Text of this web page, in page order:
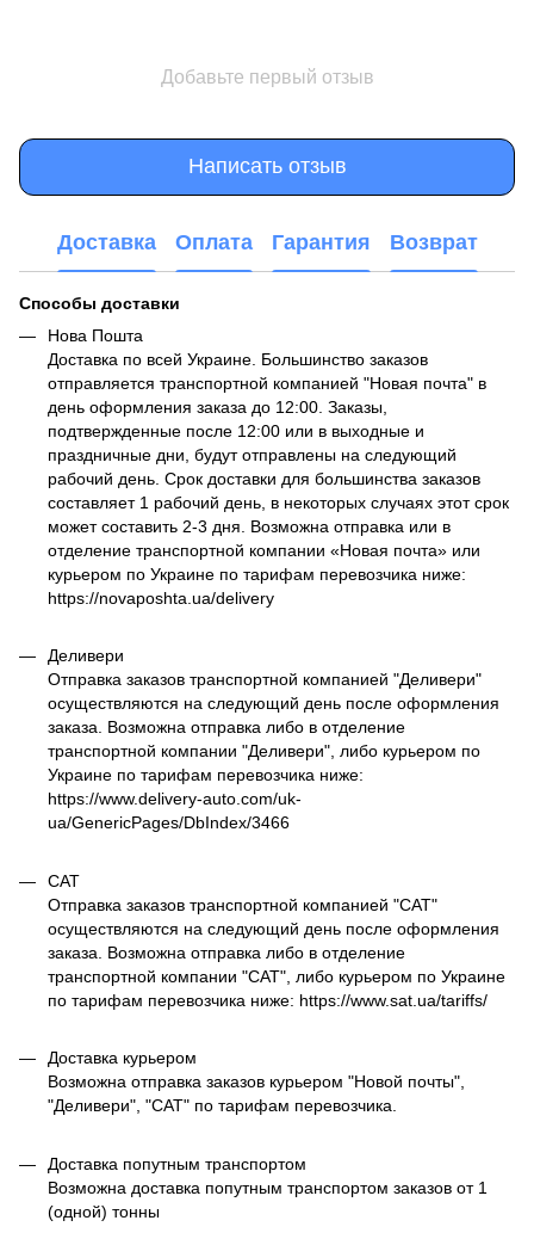
Добавьте первый отзыв
Написать отзыв
Доставка Оплата Гарантия Возврат
Способы доставки
Нова Пошта
Доставка по всей Украине. Большинство заказов
отправляется транспортной компанией "Новая почта" в
день оформления заказа до 12:00. Заказы,
подтвержденные после 12:00 или в выходные и
праздничные дни, будут отправлены на следующий
рабочий день. Срок доставки для большинства заказов
составляет 1 рабочий день, в некоторых случаях этот срок
может составить 2-3 дня. Возможна отправка или в
отделение транспортной компании «Новая почта» или
курьером по Украине по тарифам перевозчика ниже:
https://novaposhta.ua/delivery
Деливери
Отправка заказов транспортной компанией "Деливери"
осуществляются на следующий день после оформления
заказа. Возможна отправка либо в отделение
транспортной компании "Деливери", либо курьером по
Украине по тарифам перевозчика ниже:
https://www.delivery-auto.com/uk-
ua/GenericPages/DbIndex/3466
САТ
Отправка заказов транспортной компанией "САТ"
осуществляются на следующий день после оформления
заказа. Возможна отправка либо в отделение
транспортной компании "САТ", либо курьером по Украине
по тарифам перевозчика ниже: https://www.sat.ua/tariffs/
Доставка курьером
Возможна отправка заказов курьером "Новой почты",
"Деливери", "САТ" по тарифам перевозчика.
Доставка попутным транспортом
Возможна доставка попутным транспортом заказов от 1
(одной) тонны